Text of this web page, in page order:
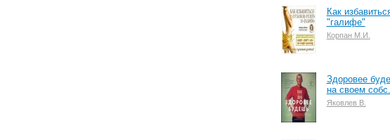
Как
"галифе"
Корпан М.И.
Здоровее
на своем
Яковлев В.